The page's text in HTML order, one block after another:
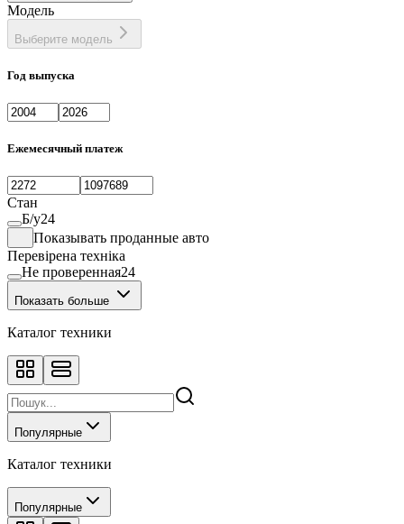
Хэтчбек133
Модель
Выберите модель
Год выпуска
Ежемесячный платеж
Стан
Б/у24
Показывать проданные авто
Перевірена техніка
Не проверенная24
Показать больше
Каталог техники
Популярные
Каталог техники
Популярные